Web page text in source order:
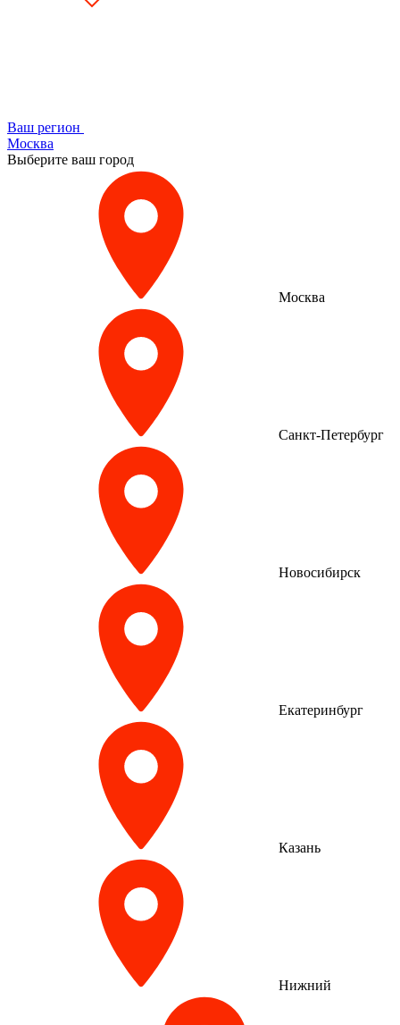
Ваш регион
Москва
Выберите ваш город
Москва
Санкт-Петербург
Новосибирск
Екатеринбург
Казань
Нижний